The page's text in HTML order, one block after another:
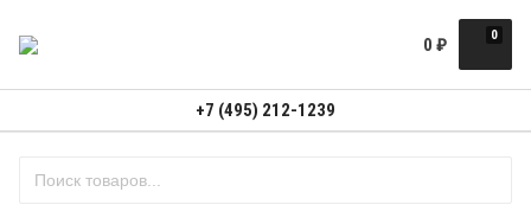
0
0 ₽
+7 (495) 212-1239